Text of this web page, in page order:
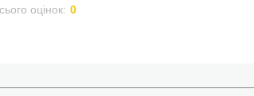
оцінок: 0